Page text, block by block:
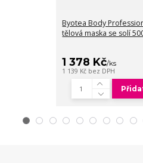
Byotea Body
tělová maska se solí
1 378 Kč/ks
1 139 Kč bez DPH